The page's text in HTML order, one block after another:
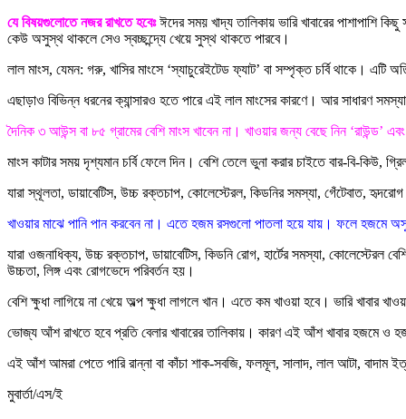
যে বিষয়গুলোতে নজর রাখতে হবেঃঈদের সময় খাদ্য তালিকায় ভারি খাবারের পাশাপাশি
কেউ অসুস্থ থাকলে সেও স্বচ্ছন্দ্যে খেয়ে সুস্থ থাকতে পারবে।
লাল মাংস, যেমন: গরু, খাসির মাংসে ‘স্যাচুরেইটেড ফ্যাট’ বা সম্পৃক্ত চর্বি থাকে। এটি
এছাড়াও বিভিন্ন ধরনের ক্যান্সারও হতে পারে এই লাল মাংসের কারণে। আর সাধারণ
দৈনিক ৩ আউন্স বা ৮৫ গ্রামের বেশি মাংস খাবেন না। খাওয়ার জন্য বেছে নিন ‘রাউন্ড’
মাংস কাটার সময় দৃশ্যমান চর্বি ফেলে দিন। বেশি তেলে ভুনা করার চাইতে বার-বি-কিউ,
যারা স্থূলতা, ডায়াবেটিস, উচ্চ রক্তচাপ, কোলেস্টেরল, কিডনির সমস্যা, গেঁটেবাত,
খাওয়ার মাঝে পানি পান করবেন না। এতে হজম রসগুলো পাতলা হয়ে যায়। ফলে হজমে
যারা ওজনাধিক্য, উচ্চ রক্তচাপ, ডায়াবেটিস, কিডনি রোগ, হার্টের সমস্যা, কোলেস্টেরল
উচ্চতা, লিঙ্গ এবং রোগভেদে পরিবর্তন হয়।
বেশি ক্ষুধা লাগিয়ে না খেয়ে অল্প ক্ষুধা লাগলে খান। এতে কম খাওয়া হবে। ভারি খাবার
ভোজ্য আঁশ রাখতে হবে প্রতি বেলার খাবারের তালিকায়। কারণ এই আঁশ খাবার হজমে ও
এই আঁশ আমরা পেতে পারি রান্না বা কাঁচা শাক-সবজি, ফলমূল, সালাদ, লাল আটা, বাদাম
মুবার্তা/এস/ই